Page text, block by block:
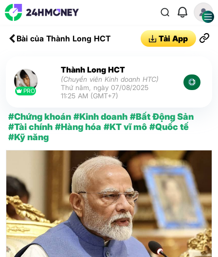
Bài của Thành Long HCT Tải App
PRO
Thành Long HCT
(Chuyển viên Kinh doanh HTC)
Thứ năm, ngày 07/08/2025
11:25 AM (GMT+7)
#Chứng khoán #Kinh doanh #Bất Động Sản
#Tài chính #Hàng hóa #KT vĩ mô #Quốc tế
#Kỹ năng